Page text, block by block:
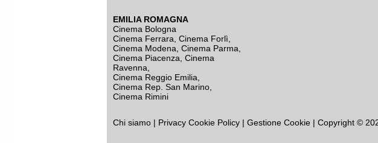
EMILIA ROMAGNA
Cinema Bologna
Cinema Ferrara Cinema Forlì
Cinema Modena Cinema Parma
Cinema Piacenza Cinema
Ravenna
Cinema Reggio Emilia
Cinema Rep. San Marino
Cinema Rimini
Chi siamo | Privacy Cookie Policy | Gestione Cookie | Copyright ©